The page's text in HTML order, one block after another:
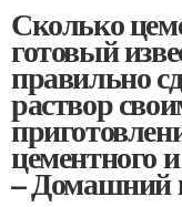
Сколько
готовый
правильно
раствор
цементного
– Домашний